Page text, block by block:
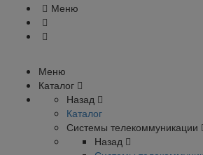
Меню
Меню
Каталог
Назад
Каталог
Системы телекоммуникации
Назад